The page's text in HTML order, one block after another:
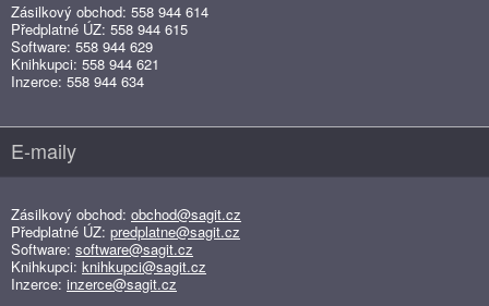
Zásilkový obchod: 558 944 614
Předplatné ÚZ: 558 944 615
Software: 558 944 629
Knihkupci: 558 944 621
Inzerce: 558 944 634
E-maily
Zásilkový obchod: obchod@sagit.cz
Předplatné ÚZ: predplatne@sagit.cz
Software: software@sagit.cz
Knihkupci: knihkupci@sagit.cz
Inzerce: inzerce@sagit.cz